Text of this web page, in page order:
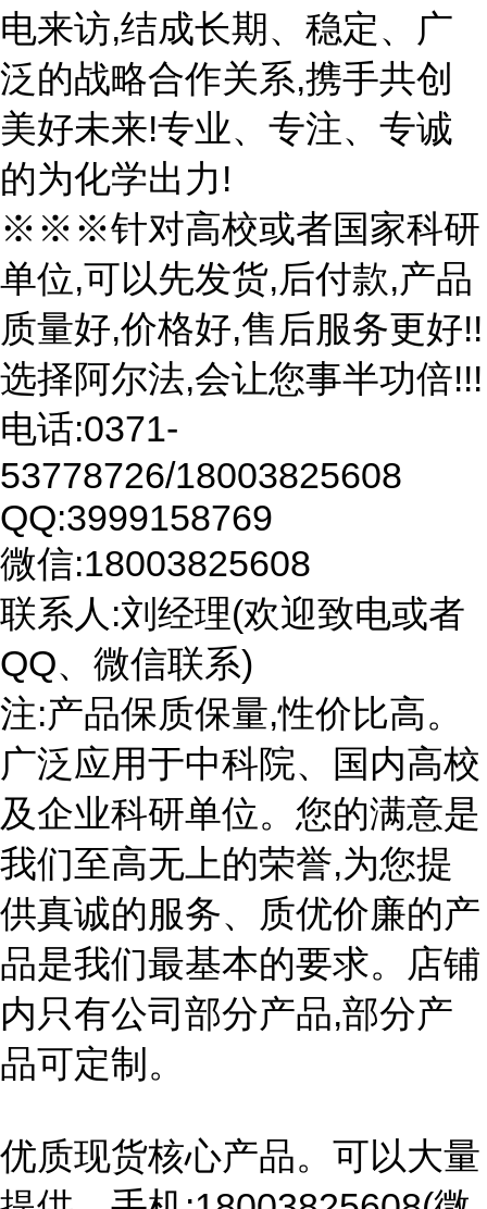
电来访,结成长期、稳定、广
泛的战略合作关系,携手共创
美好未来!专业、专注、专诚
的为化学出力!
※※※针对高校或者国家科研
单位,可以先发货,后付款,产品
质量好,价格好,售后服务更好!!
选择阿尔法,会让您事半功倍!!!
电话:0371-
53778726/18003825608
QQ:3999158769
微信:18003825608
联系人:刘经理(欢迎致电或者
QQ、微信联系)
注:产品保质保量,性价比高。
广泛应用于中科院、国内高校
及企业科研单位。您的满意是
我们至高无上的荣誉,为您提
供真诚的服务、质优价廉的产
品是我们最基本的要求。店铺
内只有公司部分产品,部分产
品可定制。
优质现货核心产品。可以大量